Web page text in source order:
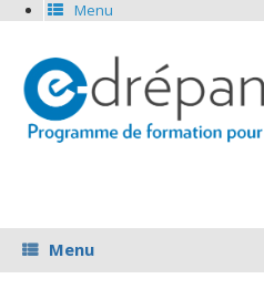
Menu
Menu